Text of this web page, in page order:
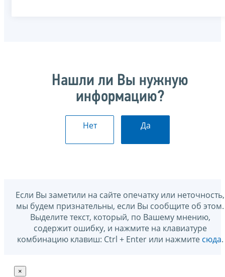
Нашли ли Вы нужную
информацию?
Нет Да
Если Вы заметили на сайте опечатку или неточность,
мы будем признательны, если Вы сообщите об этом.
Выделите текст, который, по Вашему мнению,
содержит ошибку, и нажмите на клавиатуре
комбинацию клавиш: Ctrl + Enter или нажмите сюда.
×